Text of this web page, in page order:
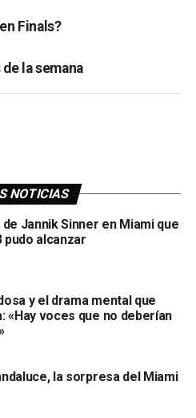
Finals?
la semana
NOTICIAS
de Jannik Sinner en Miami que
pudo alcanzar
y el drama mental que
«Hay voces que no deberían
la sorpresa del Miami